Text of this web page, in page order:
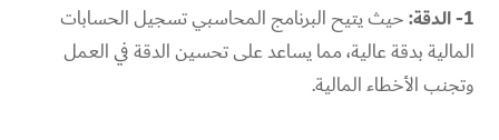
1- الدقة:
حيث يتيح البرنامج المحاسبي تسجيل الحسابات
المالية بدقة عالية، مما يساعد على تحسين الدقة في العمل
وتجنب الأخطاء المالية.